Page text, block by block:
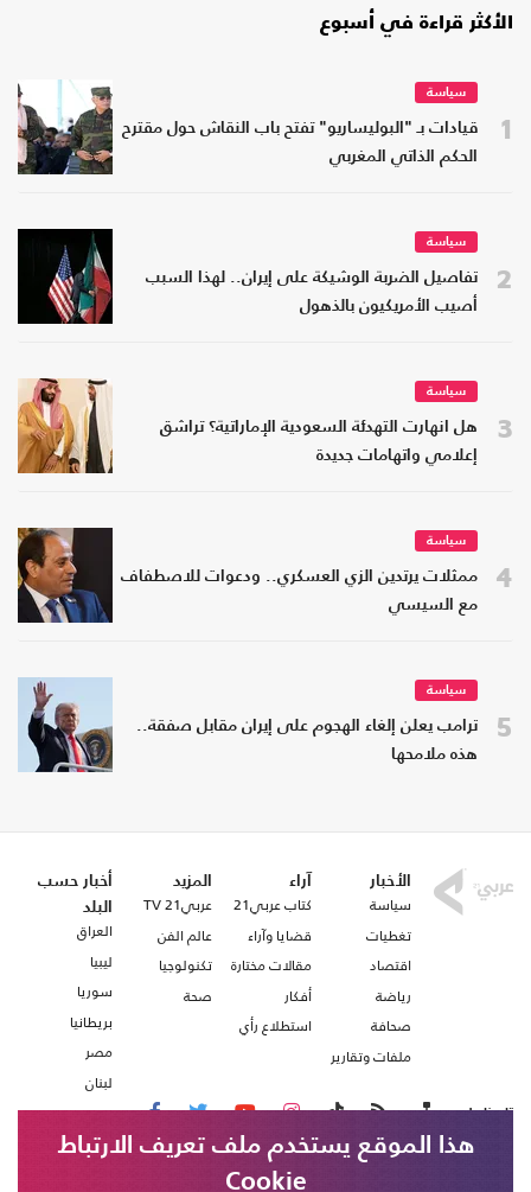
الأكثر قراءة في أسبوع
1
سياسة
قيادات بـ "البوليساريو" تفتح باب النقاش حول مقترح
الحكم الذاتي المغربي
2
سياسة
تفاصيل الضربة الوشيكة على إيران.. لهذا السبب
أصيب الأمريكيون بالذهول
3
سياسة
هل انهارت التهدئة السعودية الإماراتية؟ تراشق
إعلامي واتهامات جديدة
4
سياسة
ممثلات يرتدين الزي العسكري.. ودعوات للاصطفاف
مع السيسي
5
سياسة
ترامب يعلن إلغاء الهجوم على إيران مقابل صفقة..
هذه ملامحها
الأخبار
سياسة
تغطيات
اقتصاد
رياضة
صحافة
ملفات وتقارير
آراء
كتاب عربي21
قضايا وآراء
مقالات مختارة
أفكار
استطلاع رأي
المزيد
عربي21 TV
عالم الفن
تكنولوجيا
صحة
أخبار حسب
البلد
العراق
ليبيا
سوريا
بريطانيا
مصر
لبنان
تابعنا على
هذا الموقع يستخدم ملف تعريف الارتباط
Cookie